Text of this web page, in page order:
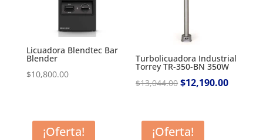
Licuadora Blendtec Bar
Blender
$10,800.00
Turbolicuadora Industrial
Torrey TR-350-BN 350W
$13,044.00 Original
$13,044.00.
$12,190.00Current
¡Oferta! ¡Oferta!